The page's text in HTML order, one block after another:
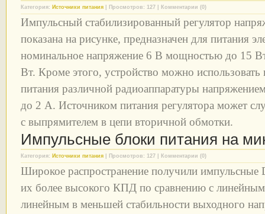
Категория: Источники питания | Просмотров: 127 | Комментарии (0)
Импульсный стабилизированный регулятор
показана на рисунке, предназначен для питания
номинальное напряжение 6 В мощностью до 15
Вт. Кроме этого, устройство можно использовать
питания различной радиоаппаратуры
до 2 А. Источником питания регулятора может
с выпрямителем в цепи вторичной обмотки.
Импульсные блоки питания на
Категория: Источники питания | Просмотров: 127 | Комментарии (0)
Широкое распространение получили импульсные
их более высокого КПД по сравнению с
линейным в меньшей стабильности выходного